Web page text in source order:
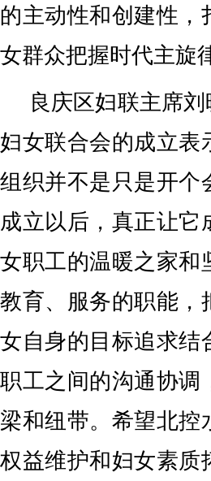
的主动性和创建性，
女群众把握时代主旋
良庆区妇联主席
妇女联合会的成立表
组织并不是只是开个
成立以后，真正让它
女职工的温暖之家和
教育、服务的职能，
女自身的目标追求结
职工之间的沟通协调
梁和纽带。希望北控
权益维护和妇女素质